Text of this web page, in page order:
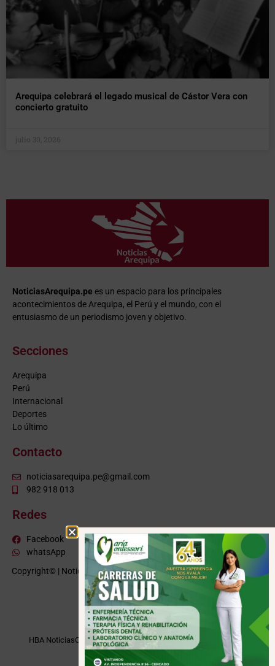
Arequipa celebrará el legado musical de Cástor Vera con
concierto gratuito
julio 30, 2026
NoticiasArequipa.pe es un espacio para los principales
acontecimientos de Arequipa, el Perú y el mundo, con el
entusiasmo de un periodismo joven y objetivo.
Secciones
Arequipa
Perú
Internacional
Deportes
Lo último
Contacto
noticiasarequipa.pe@gmail.com
982 918 013
Redes
Facebook
whatsApp
Copyright© | NoticiasArequipa.pe | Grupo HBA Noticias| Todos los
derechos reservados
VISITE TAMBIÉN
HBA NoticiasCusco InformaMoquegua Noticias Tacna Noticias
Puno Noticias